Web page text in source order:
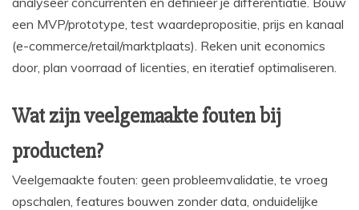
een MVP/prototype, test waardepropositie, prijs en kanaal
(e-commerce/retail/marktplaats). Reken unit economics
door, plan voorraad of licenties, en iteratief optimaliseren.
Wat zijn veelgemaakte fouten bij
producten?
Veelgemaakte fouten: geen probleemvalidatie, te vroeg
opschalen, features bouwen zonder data, onduidelijke